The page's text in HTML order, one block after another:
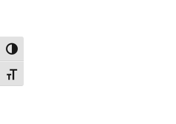
Toggle High Contrast
Toggle Font size